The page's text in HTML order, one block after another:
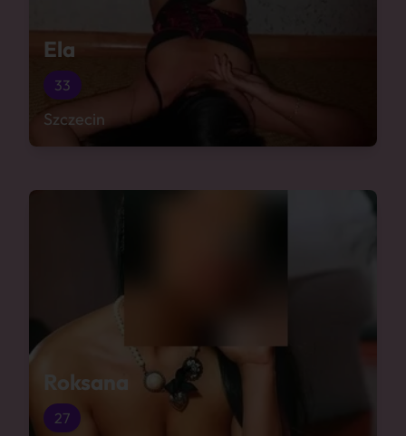
Ela
33
Szczecin
Roksana
27